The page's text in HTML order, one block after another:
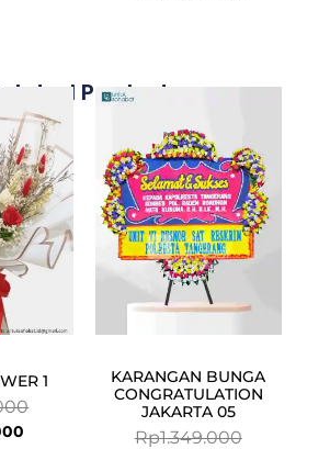
Products
1
Original
price
was:
Rp665.000.
Current
price
is:
Rp635.000.
KARANGAN BUNGA
CONGRATULATION
JAKARTA 05
Rp1.349.000
was:
is:
Rp1.299.000.